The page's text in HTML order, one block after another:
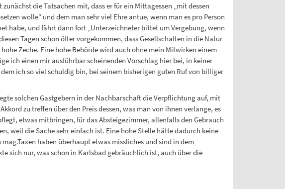
die Tatsachen mit, dass er für ein Mittagessen „mit dessen
wolle“ und dem man sehr viel Ehre antue, wenn man es pro Person
habe, und fährt dann fort „Unterzeichneter bittet um Vergebung, wenn
Tagen schon öfter vorgekommen, dass Gesellschaften in die Natur
Zeche. Eine hohe Behörde wird auch ohne mein Mitwirken einem
ich einen mir ausführbar scheinenden Vorschlag hier bei, in keiner
ich so viel schuldig bin, bei seinem bisherigen guten Ruf von billiger
solchen Gastgebern in der Nachbarschaft die Verpflichtung auf, mit
zu treffen über den Preis dessen, was man von ihnen verlange, es
etwas mitbringen, für das Absteigezimmer, allenfalls den Gebrauch
weil die Sache sehr einfach ist. Eine hohe Stelle hätte dadurch keine
haben überhaupt etwas missliches und sind in dem
sich nur, was schon in Karlsbad gebräuchlich ist, auch über die